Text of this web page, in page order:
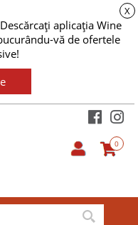
aplicația Wine
vă de ofertele
X
0